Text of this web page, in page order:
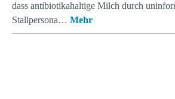
dass antibiotikahaltige Milch durch
Stallpersona… Mehr